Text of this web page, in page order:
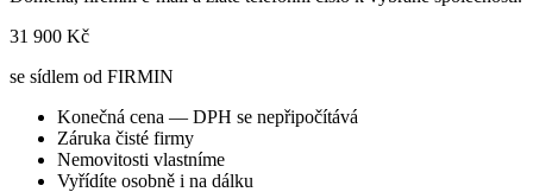
31 900 Kč
se sídlem od FIRMIN
Konečná cena — DPH se nepřipočítává
Záruka čisté firmy
Nemovitosti vlastníme
Vyřídíte osobně i na dálku